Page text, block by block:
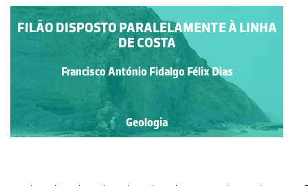
FILÃO DISPOSTO PARALELAMENTE À LINHA
DE COSTA
Francisco António Fidalgo Félix Dias
Geologia